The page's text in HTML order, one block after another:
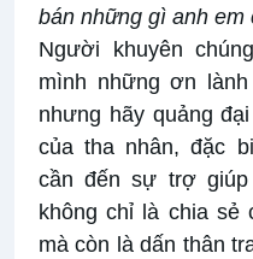
bán những gì anh em
Người khuyên
mình những ơn
nhưng hãy quảng
của tha nhân, đặc
cần đến sự trợ
không chỉ là chia sẻ
mà còn là dấn thân